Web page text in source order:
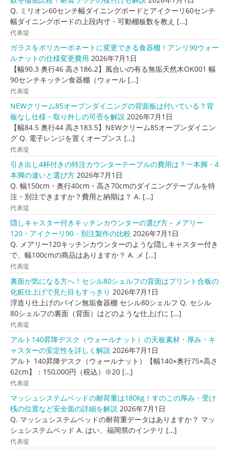
Q. ミリオン60センチ幅ダイニングボードとアイクーリ60センチ
幅ダイニングボードの上段内寸・可動棚板数を教え […]
代表堤
ガラスをポリカーボネートに変更できる食器棚！アンリ90ウォー
ルナットの仕様変更費用 2026年7月1日
【幅90.3 奥行46 高さ186.2】風合いの有る無垢天然木OK001 幅
90センチキッチン食器棚（ウォール […]
代表堤
NEWクリーム85オープンダイニングの背面板は付いている？背
板なし仕様・取り外しの可否を解説 2026年7月1日
【幅84.5 奥行44 高さ183.5】NEWクリーム85オープンダイニン
グ Q. 電子レンジを置くオープンス […]
代表堤
引き出し4杯付きの特注カウンターテーブルの費用は？一本脚・4
本脚の違いと選び方 2026年7月1日
Q. 幅150cm・奥行40cm・高さ70cmのダイニングテーブルを特
注・別注できますか？費用と納期は？ A. […]
代表堤
隠しキャスター付きキッチンカウンターの選び方－メアリー
120・アイクーリ90・別注製作の比較 2026年7月1日
Q. メアリー120キッチンカウンターのような隠しキャスター付き
で、幅100cmの商品はありますか？ A. メ […]
代表堤
裏面が気になる方へ！セシル80シェルフの背面はプリント合板の
化粧仕上げで見た目もすっきり 2026年7月1日
浮造り仕上げのパイン無垢食器棚 セシル80シェルフ Q. セシル
80シェルフの裏面（背面）はどのような仕上げに […]
代表堤
アルト140昇降デスク（ウォールナット）の天板素材・厚み・キ
ャスターの安定性を詳しく解説 2026年7月1日
アルト 140昇降デスク（ウォールナット）【幅140×奥行75×高さ
62cm】：150,000円（税込）※20 […]
代表堤
マッシュシステムベッドの耐荷重は180kg！すのこの厚み・受け
桟の位置など安全面の詳細を解説 2026年7月1日
Q. マッシュシステムベッドの耐荷重データはありますか？ マッ
シュシステムベッド A. はい、福岡県のインテリ […]
代表堤